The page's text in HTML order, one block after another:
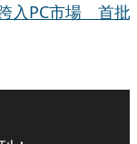
入PC市場 首批